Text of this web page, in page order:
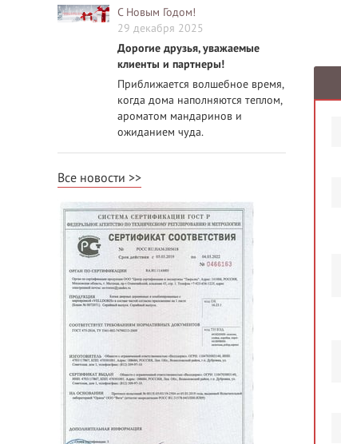
С Новым Годом!
29 декабря 2025
Дорогие друзья, уважаемые
клиенты и партнеры!
Приближается волшебное время,
когда дома наполняются теплом,
ароматом мандаринов и
ожиданием чуда.
Все новости